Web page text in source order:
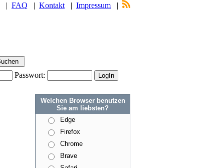
| FAQ | Kontakt | Impressum |
Passwort:
Welchen Browser benutzen
Sie am liebsten?
Edge
Firefox
Chrome
Brave